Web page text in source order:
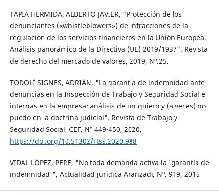
TAPIA HERMIDA, ALBERTO JAVIER, "Protección de los
denunciantes («whistleblowers») de infracciones de la
regulación de los servicios financieros en la Unión Europea.
Análisis panorámico de la Directiva (UE) 2019/1937". Revista
de derecho del mercado de valores, 2019, Nº.25.
TODOLÍ SIGNES, ADRIÁN, "La garantía de indemnidad ante
denuncias en la Inspección de Trabajo y Seguridad Social e
internas en la empresa: análisis de un quiero y (a veces) no
puedo en la doctrina judicial". Revista de Trabajo y
Seguridad Social, CEF, Nº 449-450, 2020,
https://doi.org/10.51302/rtss.2020.988
VIDAL LÓPEZ, PERE, "No toda demanda activa la 'garantía de
indemnidad'", Actualidad jurídica Aranzadi, Nº. 919, 2016